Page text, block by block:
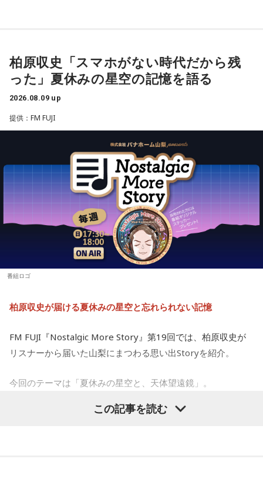
凡人にはよくわからないと思いますが
これはカリスマたちの物語です。
【新番組概要】
■番組名： 『めちゃめちゃカリスマなラジオ』
■放送日時： 2026年秋 ※放送日時詳細は後日発表
■出演： 小野友樹、山中真尋、福原かつみ、細田健太、日向
朔公、大河元気、橋詰知久
■メールアドレス： charisma@joqr.net
■番組ハッシュタグ： #カリラジ
■QloveR番組ページ： https://qlover.jp/charisma ※月額
■番組告知映像： https://youtu.be/fjp-_Nw_6AQ
14日（金）午後8時よりQloveR会員限定生配信を実施しま
す。記念すべき初回生配信には、山中真尋（草薙理解役）、
福原かつみ（本橋依央利役）が出演。番組スタートに先駆
け、ラジオ番組への意気込みや番組の楽しみ方、今後の展開
などをたっぷりトークします。
■『カリスマ』作品概要
原作：Dazed CO.,LTD.
松原 秀
音楽製作：EVIL LINE RECORDS
キャラクターデザイン：えびも
アートディレクション：BALCOLONY.
『カリスマ』は、音楽原作キャラクターラッププロジェクト
手掛けるEVIL LINE RECORDSと株式会社Dazedが手掛ける二
【イントロダクション】
リスマ性を日々見つめている。
が、彼らはまだ『真のカリスマ』には辿り着けていないと言
い気持ちを前に出して、行動していくと良いでしょう。気に
なる相手にも自信を持って接するようにしましょう。
【2位】蠍座（さそり座）
ラッキーなことが起こりそう。周りからの評価も上がって、
充実感を覚えるようです。努力などが認められると、心も落
ち着いて穏やかになれることでしょう。交友関係も好調なの
で、良い縁ができるかも。
【3位】魚座（うお座）
心の中にあった、わだかまりを解消できるようです。ほっと
できると、自分らしく活動できることでしょう。恋愛に対し
ても前向きになれそう。情熱的な相手を通して自分自身も成
長できるようです。
【4位】乙女座（おとめ座）
思い切りの良さを大事にしてみましょう。出かけるときは、
的な色を選んでみて。
【5位】山羊座（やぎ座）
今日は、少し距離を感じていた人と意気投合するなど、心が
温かくなる出来事が起こりそう。一対一で相手とじっくり向
う。
【6位】牡牛座（おうし座）
柏原収史「スマホがない時代だから残
った」夏休みの星空の記憶を語る
2026.08.09 up
提供：FM FUJI
番組ロゴ
柏原収史が届ける夏休みの星空と忘れられない記憶
FM FUJI『Nostalgic More Story』第19回では、柏原収史が
リスナーから届いた山梨にまつわる思い出Storyを紹介。
今回のテーマは「夏休みの星空と、天体望遠鏡」。
子どもの頃に見上げた夜空、友達と過ごした時間、そして大
この記事を読む